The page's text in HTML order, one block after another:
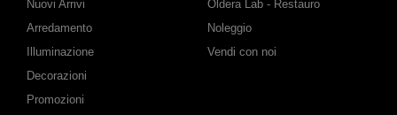
Nuovi Arrivi
Arredamento
Illuminazione
Decorazioni
Promozioni
Oldera Lab - Restauro
Noleggio
Vendi con noi